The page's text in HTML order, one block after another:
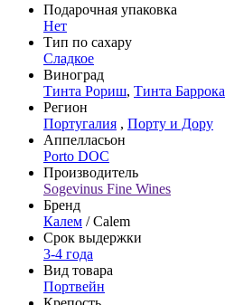
Подарочная упаковка
Нет
Тип по сахару
Сладкое
Виноград
Тинта Рориш, Тинта Баррока
Регион
Португалия , Порту и Дору
Аппелласьон
Porto DOC
Производитель
Sogevinus Fine Wines
Бренд
Калем / Calem
Срок выдержки
3-4 года
Вид товара
Портвейн